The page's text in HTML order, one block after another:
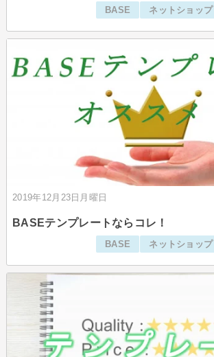
BASE ネットショップ
2019年12月23日月曜日
BASEテンプレートならコレ！
BASE ネットショップ